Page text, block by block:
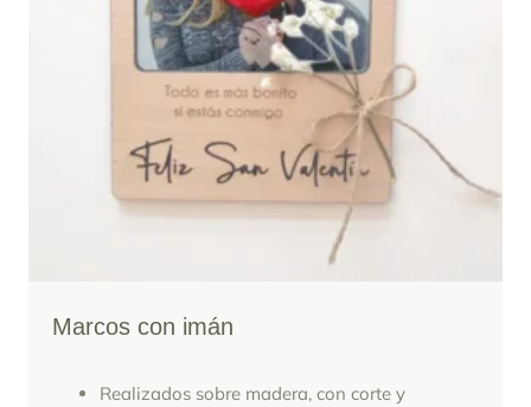
Marcos con imán
Realizados sobre madera, con corte y